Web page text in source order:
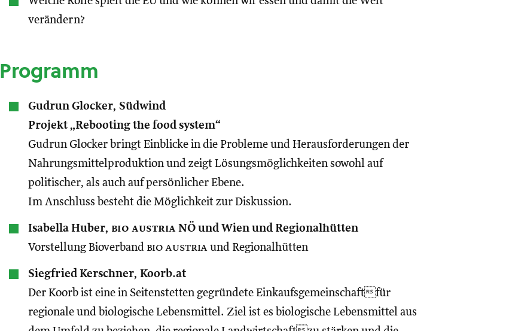
verändern?
Programm
Gudrun Glocker, Südwind
Projekt „Rebooting the food system“
Gudrun Glocker bringt Einblicke in die Probleme und Herausforderungen der
Nahrungsmittelproduktion und zeigt Lösungsmöglichkeiten sowohl auf
politischer, als auch auf persönlicher Ebene.
Im Anschluss besteht die Möglichkeit zur Diskussion.
Isabella Huber, bio austria NÖ und Wien und Regionalhütten
Vorstellung Bioverband bio austria und Regionalhütten
Siegfried Kerschner, Koorb.at
Der Koorb ist eine in Seitenstetten gegründete Einkaufsgemeinschaftfür
regionale und biologische Lebensmittel. Ziel ist es biologische Lebensmittel aus